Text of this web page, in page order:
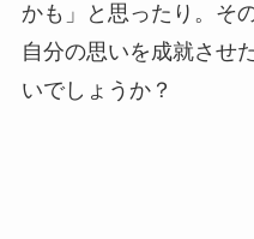
かも」と思ったり。そ
自分の思いを成就させ
いでしょうか？